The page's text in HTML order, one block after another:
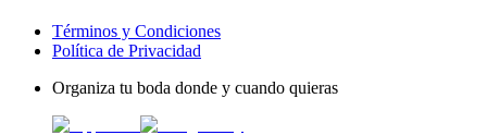
Términos y Condiciones
Política de Privacidad
Organiza tu boda donde y cuando quieras